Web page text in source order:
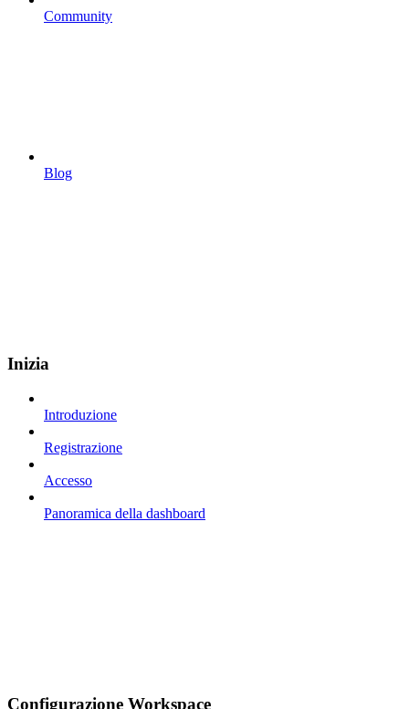
Community
Blog
Inizia
Introduzione
Registrazione
Accesso
Panoramica della dashboard
Configurazione Workspace